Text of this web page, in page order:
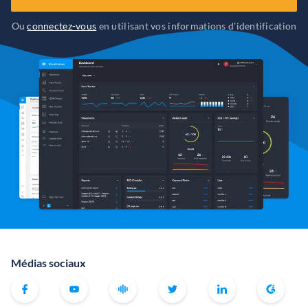
Ouconnectez-vous en utilisant vos informations d'identification
Médias sociaux